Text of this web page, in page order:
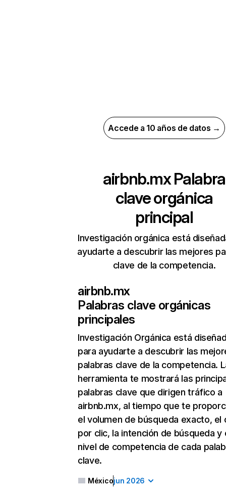
Accede a 10 años de datos →
airbnb.mxPalabra
clave orgánica
principal
Investigación orgánica está
ayudarte a descubrir las mejores
clave de la competencia.
airbnb.mx
Palabras clave orgánicas
principales
Investigación Orgánica está
para ayudarte a descubrir las
palabras clave de la competencia.
herramienta te mostrará las
palabras clave que dirigen tráfico a
airbnb.mx, al tiempo que te
el volumen de búsqueda exacto, el
por clic, la intención de búsqueda y
nivel de competencia de cada
clave.
Méxicojun 2026